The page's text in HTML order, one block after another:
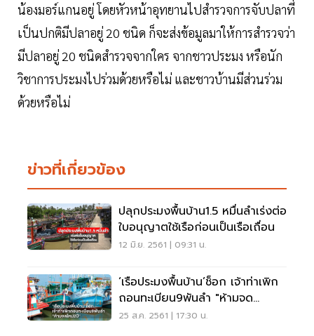
น้องมอร์แกนอยู่ โดยหัวหน้าอุทยานไปสำรวจการจับปลาที่
เป็นปกติมีปลาอยู่ 20 ชนิด ก็จะส่งข้อมูลมาให้การสำรวจว่า
มีปลาอยู่ 20 ชนิดสำรวจจากใคร จากชาวประมง หรือนัก
วิชาการประมงไปร่วมด้วยหรือไม่ และชาวบ้านมีส่วนร่วม
ด้วยหรือไม่
ข่าวที่เกี่ยวข้อง
ปลุกประมงพื้นบ้าน1.5 หมื่นลำเร่งต่อ
ใบอนุญาตใช้เรือก่อนเป็นเรือเถื่อน
12 มิ.ย. 2561 | 09:31 น.
‘เรือประมงพื้นบ้าน’ช็อก เจ้าท่าเพิก
ถอนทะเบียน9พันลำ "ห้ามจด
ใหม่2ปี"
25 ส.ค. 2561 | 17:30 น.